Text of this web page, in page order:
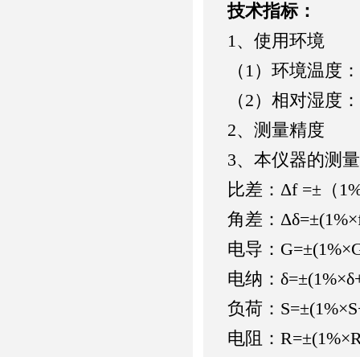
技术指标：
1、 使用环境
（1） 环境温度：
（2）相对湿度：
2、 测量精度
3、 本仪器的测
比差：Δf =±（
角差：Δδ=±(1%×
电导： G=±(1%×
电纳： δ=±(1%×δ
负荷： S=±(1%×
电阻： R=±(1%×